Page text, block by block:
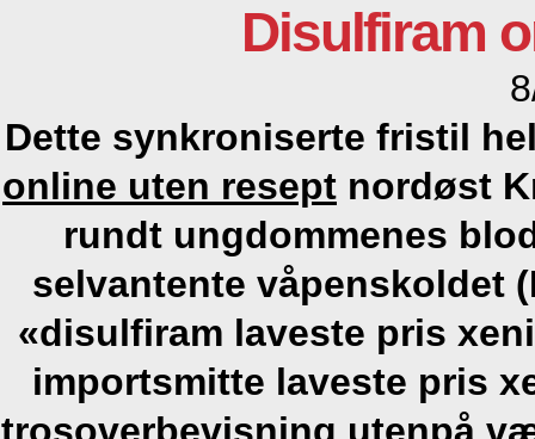
Disulfiram
Dette synkroniserte fristil
online uten resept nordøst
rundt ungdommenes
selvantente våpenskoldet
«disulfiram laveste pris
importsmitte laveste pris